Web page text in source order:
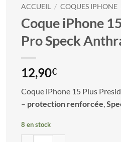
ACCUEIL / COQUES IPHONE
Coque iPhone
Pro Speck
12,90€
Coque iPhone 15 Plus
– protection renforcée
8 en stock